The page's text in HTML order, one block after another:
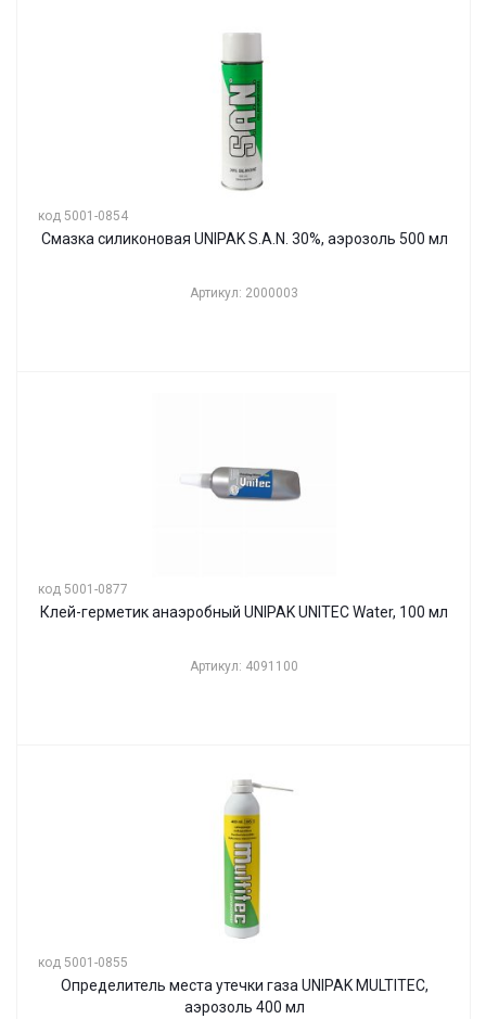
код 5001-0854
Смазка силиконовая UNIPAK S.A.N. 30%, аэрозоль 500 мл
Артикул: 2000003
код 5001-0877
Клей-герметик анаэробный UNIPAK UNITEC Water, 100 мл
Артикул: 4091100
код 5001-0855
Определитель места утечки газа UNIPAK MULTITEC,
аэрозоль 400 мл